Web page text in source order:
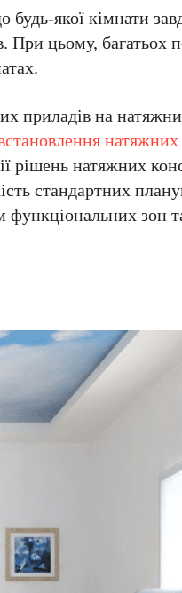
якої кімнати
При цьому, багатьох
приладів на
натяжних
рішень натяжних
стандартних
функціональних зон